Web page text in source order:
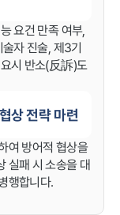
요건 만족 여부,
자 진술, 제3기
시 반소(反訴)도
상 전략 마련
여 방어적 협상을
실패 시 소송을 대
행합니다.